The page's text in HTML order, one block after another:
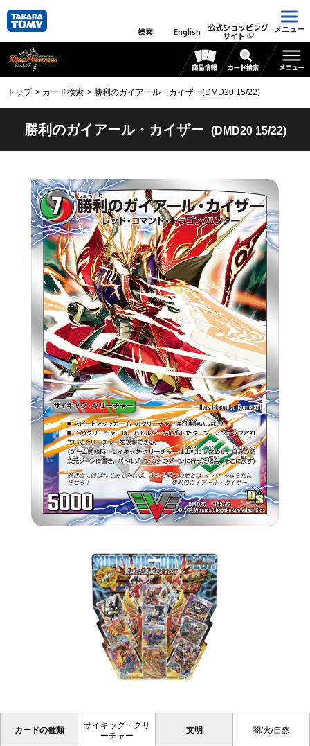
検索 English 公式ショッピング
サイト
メニュー
トップ カード検索 勝利のガイアール・カイザー(DMD20 15/22)
勝利のガイアール・カイザー (DMD20 15/22)
カードの種類
サイキック・クリ
ーチャー
文明 闇/火/自然